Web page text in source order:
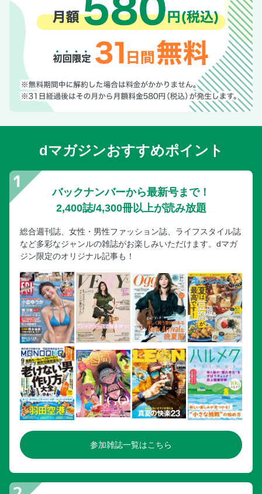
dマガジンおすすめポイント
バックナンバーから最新号まで！
2,400誌/4,300冊以上が読み放題
総合週刊誌、女性・男性ファッション誌、ライフスタイル誌
など多彩なジャンルの雑誌がお楽しみいただけます。dマガ
ジン限定のオリジナル記事も！
参加雑誌一覧はこちら